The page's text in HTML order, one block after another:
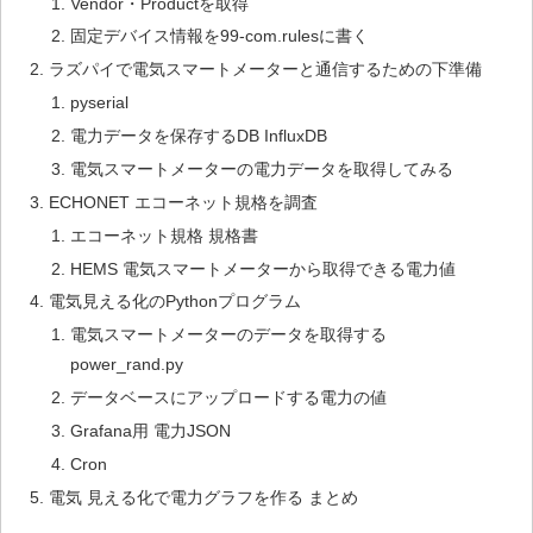
固定デバイス情報を99-com.rulesに書く
ラズパイで電気スマートメーターと通信するための下準備
pyserial
電力データを保存するDB InfluxDB
電気スマートメーターの電力データを取得してみる
ECHONET エコーネット規格を調査
エコーネット規格 規格書
HEMS 電気スマートメーターから取得できる電力値
電気見える化のPythonプログラム
電気スマートメーターのデータを取得する
power_rand.py
データベースにアップロードする電力の値
Grafana用 電力JSON
Cron
電気 見える化で電力グラフを作る まとめ